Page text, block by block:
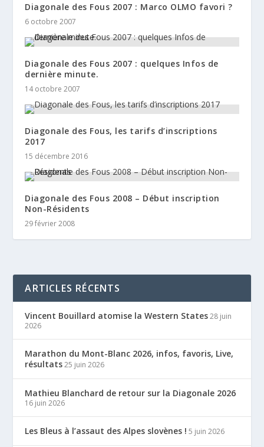
Diagonale des Fous 2007 : Marco OLMO favori ?
6 octobre 2007
Diagonale des Fous 2007 : quelques Infos de
dernière minute.
14 octobre 2007
Diagonale des Fous, les tarifs d’inscriptions
2017
15 décembre 2016
Diagonale des Fous 2008 – Début inscription
Non-Résidents
29 février 2008
ARTICLES RÉCENTS
Vincent Bouillard atomise la Western States 28 juin
2026
Marathon du Mont-Blanc 2026, infos, favoris, Live,
résultats 25 juin 2026
Mathieu Blanchard de retour sur la Diagonale 2026
16 juin 2026
Les Bleus à l’assaut des Alpes slovènes ! 5 juin 2026